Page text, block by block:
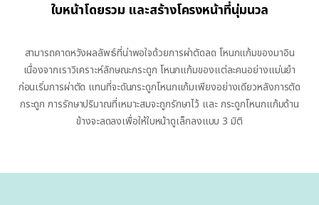
ใบหน้าโดยรวม และสร้างโครงหน้าที่นุ่มนวล
สามารถคาดหวังผลลัพธ์ที่น่าพอใจด้วยการผ่าตัดลด โหนกแก้มของมาอิน
เนื่องจากเราวิเคราะห์ลักษณะกระดูก โหนกแก้มของแต่ละคนอย่างแม่นยำ
ก่อนเริ่มการผ่าตัด แทนที่จะดันกระดูกโหนกแก้มเพียงอย่างเดียวหลังการตัด
กระดูก การรักษาปริมาณที่เหมาะสมจะถูกรักษาไว้ และ กระดูกโหนกแก้มด้าน
ข้างจะลดลงเพื่อให้ใบหน้าดูเล็กลงแบบ 3 มิติ